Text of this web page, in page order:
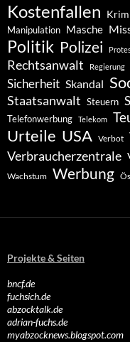
Kostenfallen
Manipulation Masche
Politik Polizei
Rechtsanwalt Regierung
Sicherheit Skandal
Staatsanwalt Steuern
Telefonwerbung Telekom
Urteile USA Verbot
Verbraucherzentrale
Wachstum Werbung
Projekte & Seiten
bncf.de
fuchsich.de
abzocktalk.de
adrian-fuchs.de
myabzocknews.blogspot.com